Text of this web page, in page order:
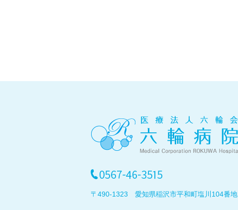
〒490-1323 愛知県稲沢市平和町塩川104番地